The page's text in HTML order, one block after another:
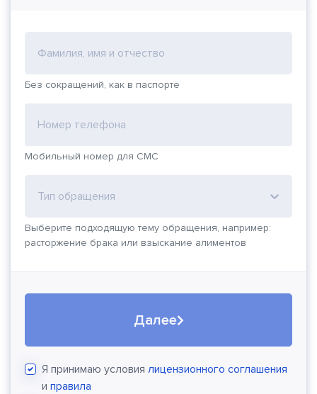
Фамилия, имя и отчество
Без сокращений, как в паспорте
Номер телефона
Мобильный номер для СМС
Тип обращения
Выберите подходящую тему обращения, например:
расторжение брака или взыскание алиментов
Далее
Я принимаю условия лицензионного соглашения
и правила